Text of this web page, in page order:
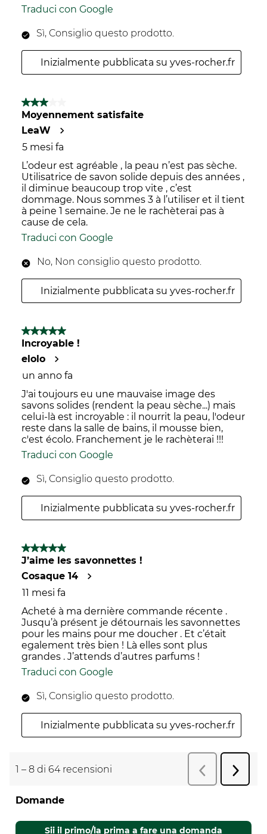
Traduci con Google
Sì, Consiglio questo prodotto.
Inizialmente pubblicata su yves-rocher.fr
3 su 5 stelle.
Moyennement satisfaite
LeaW
5 mesi fa
L’odeur est agréable , la peau n’est pas sèche.
Utilisatrice de savon solide depuis des années ,
il diminue beaucoup trop vite , c’est
dommage. Nous sommes 3 à l’utiliser et il tient
à peine 1 semaine. Je ne le rachèterai pas à
cause de cela.
Traduci con Google
No, Non consiglio questo prodotto.
Inizialmente pubblicata su yves-rocher.fr
5 su 5 stelle.
Incroyable !
elolo
un anno fa
J'ai toujours eu une mauvaise image des
savons solides (rendent la peau sèche...) mais
celui-là est incroyable : il nourrit la peau, l'odeur
reste dans la salle de bains, il mousse bien,
c'est écolo. Franchement je le rachèterai !!!
Traduci con Google
Sì, Consiglio questo prodotto.
Inizialmente pubblicata su yves-rocher.fr
5 su 5 stelle.
J’aime les savonnettes !
Cosaque 14
11 mesi fa
Acheté à ma dernière commande récente .
Jusqu’à présent je détournais les savonnettes
pour les mains pour me doucher . Et c’était
egalement très bien ! Là elles sont plus
grandes . J’attends d’autres parfums !
Traduci con Google
Sì, Consiglio questo prodotto.
Inizialmente pubblicata su yves-rocher.fr
1 – 8 di 64 recensioni Precedente
Non sono state poste domande su questo
Domande
Sii il primo/la prima a fare una domanda